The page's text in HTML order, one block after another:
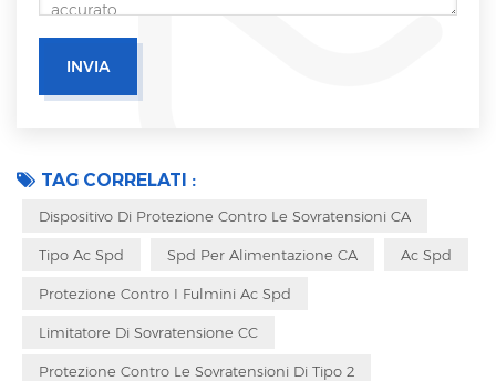
TAG CORRELATI :
Dispositivo Di Protezione Contro Le Sovratensioni CA
Tipo Ac Spd Spd Per Alimentazione CA Ac Spd
Protezione Contro I Fulmini Ac Spd
Limitatore Di Sovratensione CC
Protezione Contro Le Sovratensioni Di Tipo 2